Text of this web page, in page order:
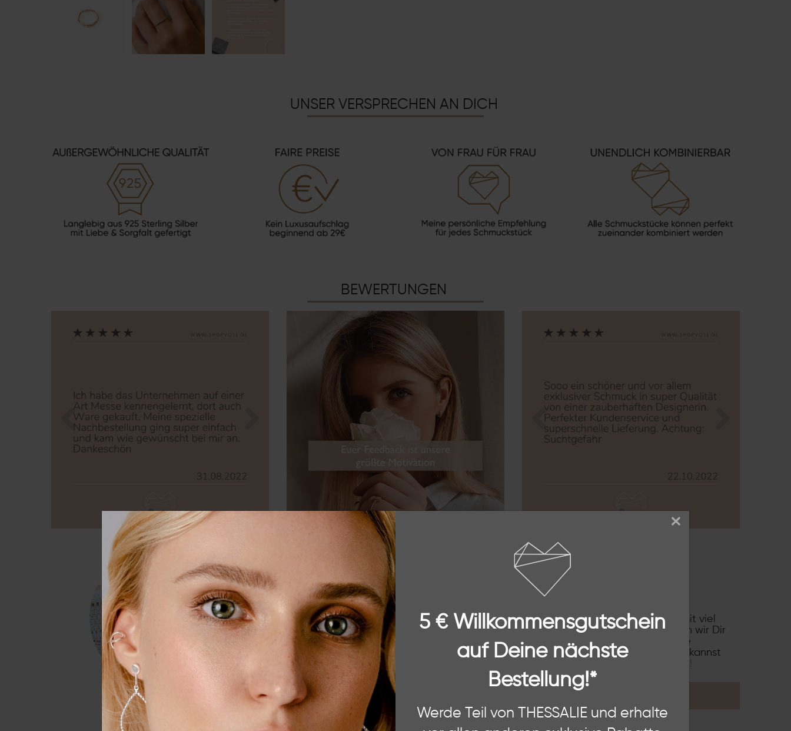
UNSER VERSPRECHEN AN DICH
BEWERTUNGEN
Zurück
ÜBER THESSALIE
Mein Name ist Theresa und ich bin die Gründerin von THESSALIE. Wir stehen für
besonderen und qualitativ hochwertigen Schmuck aus 925 Sterling Silber. Unsere
individuellen Designs der Ketten, Ohrringe, Armbänder und Ringe werden von mir mit viel
Liebe zum Detail gestaltet. Mit unserem Faible für Trend und Inspirationen, möchten wir Dir
mit unserem Label THESSALIE ein ganz besonderes Schmuckerlebnis bieten. Unsere
Schmuckstücke sind von zeitloser Schönheit, die Dich jeden Tag bereichern. Dabei kannst
Du alle unsere Schmuckstücke miteinander kombinieren.
ÜBER UNS
Wir nutzen Cookies auf unserer Website. Einige von diesen sind essenziell, während andere uns helfen, diese Website und Ihre
Erfahrung zu verbessern. Weitere Informationen zu den von uns verwendeten Cookies und Deinen Rechten als Nutzer findest Du in
und unserem
5 € Willkommensgutschein
auf Deine nächste
Bestellung!*
Werde Teil von THESSALIE und erhalte
×